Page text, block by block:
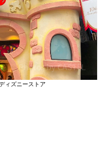
ィズニーストア